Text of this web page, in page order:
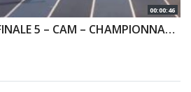
00:00:46
200M – GROUPE A – FINALE 5 – CAM – CHAMPIONNAT 92 & 78 INDOOR 02/12/2018 – EAUBONNE